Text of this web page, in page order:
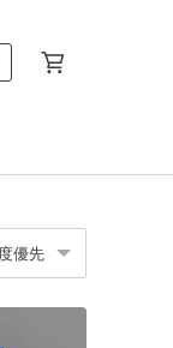
優先